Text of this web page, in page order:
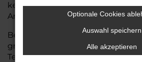
kein Problem – wir machen
Angebot.
Besuchen Sie uns und lassen Sie
großen Auswahl und der
Teams überzeugen. Wir beraten
Optionale Cookies
Auswahl speichern
Alle akzeptieren